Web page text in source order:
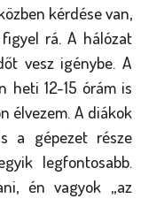
kérdése van,
rá. A hálózat
vesz igénybe. A
heti 12-15 órám is
élvezem. A diákok
a gépezet része
legfontosabb.
én vagyok „az